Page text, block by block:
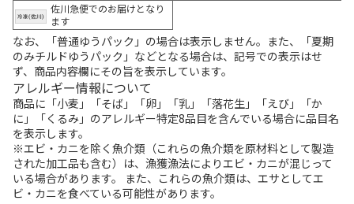
佐川急便でのお届けとなり
ます
なお、「普通ゆうパック」の場合は表示しません。また、「夏期
のみチルドゆうパック」などとなる場合は、記号での表示はせ
ず、商品内容欄にその旨を表示しています。
アレルギー情報について
商品に「小麦」「そば」「卵」「乳」「落花生」「えび」「か
に」「くるみ」のアレルギー特定8品目を含んでいる場合に品目名
を表示します。
※エビ・カニを除く魚介類（これらの魚介類を原材料として製造
された加工品も含む）は、漁獲漁法によりエビ・カニが混じって
いる場合があります。 また、これらの魚介類は、エサとしてエ
ビ・カニを食べている可能性があります。